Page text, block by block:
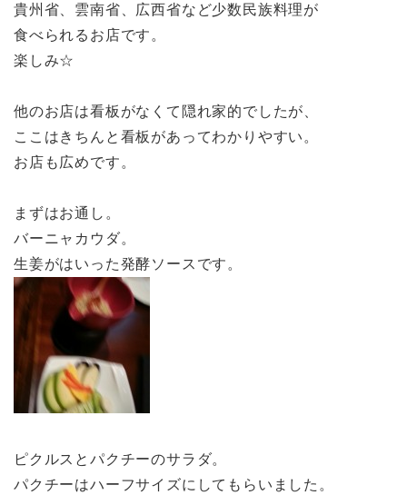
貴州省、雲南省、広西省など少数民族料理が
食べられるお店です。
楽しみ☆
他のお店は看板がなくて隠れ家的でしたが、
ここはきちんと看板があってわかりやすい。
お店も広めです。
まずはお通し。
バーニャカウダ。
生姜がはいった発酵ソースです。
ピクルスとパクチーのサラダ。
パクチーはハーフサイズにしてもらいました。